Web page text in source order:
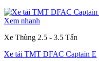
Xem nhanh
Xe Thùng 2.5 - 3.5 Tấn
Xe tải TMT DFAC Captain E